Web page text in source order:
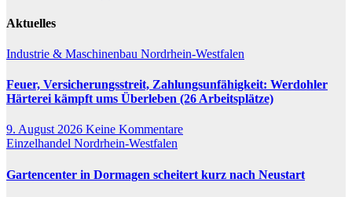
Aktuelles
Industrie & Maschinenbau Nordrhein-Westfalen
Feuer, Versicherungsstreit, Zahlungsunfähigkeit: Werdohler
Härterei kämpft ums Überleben (26 Arbeitsplätze)
9. August 2026 Keine Kommentare
Einzelhandel Nordrhein-Westfalen
Gartencenter in Dormagen scheitert kurz nach Neustart